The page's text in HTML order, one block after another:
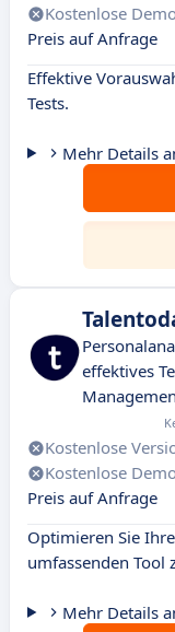
Kostenlose
Preis auf Anfrage
Effektive
Tests.
Mehr Details
effektives
Kostenlose
Kostenlose
Preis auf Anfrage
Optimieren Sie
umfassenden Tool
Mehr Details